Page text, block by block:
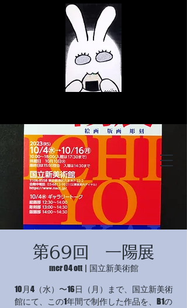
© Copyright
© Copyright
第69回 一陽展
mer 04 ott
  |
国立新美術館
10月4（水）〜16日（月）まで、国立新美術
館にて、この1年間で制作した作品を、B1の